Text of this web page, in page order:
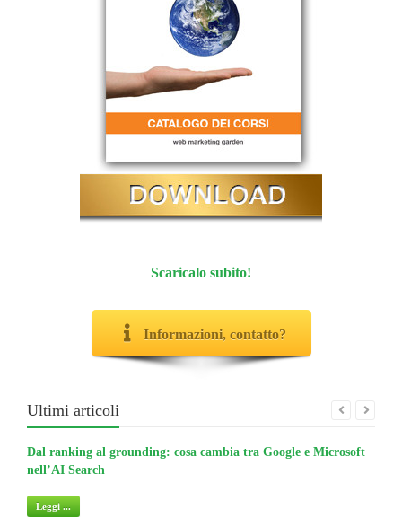
Scaricalo subito!
Informazioni, contatto?
Ultimi articoli
Dal ranking al grounding: cosa cambia tra Google e Microsoft
nell’AI Search
Leggi ...